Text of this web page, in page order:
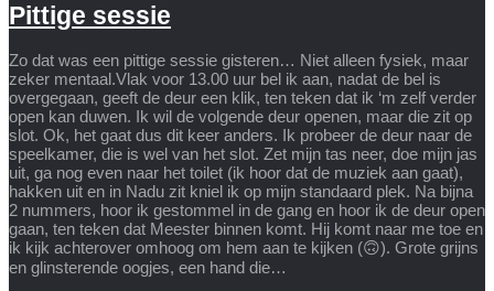
Pittige sessie
Zo dat was een pittige sessie gisteren… Niet alleen fysiek, maar
zeker mentaal.Vlak voor 13.00 uur bel ik aan, nadat de bel is
overgegaan, geeft de deur een klik, ten teken dat ik ‘m zelf verder
open kan duwen. Ik wil de volgende deur openen, maar die zit op
slot. Ok, het gaat dus dit keer anders. Ik probeer de deur naar de
speelkamer, die is wel van het slot. Zet mijn tas neer, doe mijn jas
uit, ga nog even naar het toilet (ik hoor dat de muziek aan gaat),
hakken uit en in Nadu zit kniel ik op mijn standaard plek. Na bijna
2 nummers, hoor ik gestommel in de gang en hoor ik de deur open
gaan, ten teken dat Meester binnen komt. Hij komt naar me toe en
ik kijk achterover omhoog om hem aan te kijken (🙃). Grote grijns
en glinsterende oogjes, een hand die…